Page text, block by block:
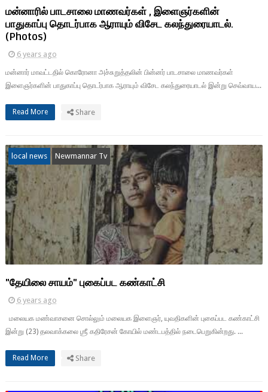
மன்னாரில் பாடசாலை மாணவர்கள் , இளைஞர்களின்
பாதுகாப்பு தொடர்பாக ஆராயும் விசேட கலந்துரையாடல்.
(Photos)
6 years ago
மன்னார் மாவட்டதில் கொரோனா அச்சுறுத்தலின் பின்னர் பாடசாலை மாணவர்கள்
இளைஞர்களின் பாதுகாப்பு தொடர்பாக ஆராயும் விசேட கலந்துரையாடல் இன்று செவ்வாய...
Read More Share
local news Newmannar Tv
"தேயிலை சாயம்" புகைப்பட கண்காட்சி
6 years ago
மலையக மண்வாசனை சொல்லும் மலையக இளைஞர், யுவதிகளின் புகைப்பட கண்காட்சி
இன்று (23) தலவாக்கலை ஶ்ரீ கதிரேசன் கோயில் மண்டபத்தில் நடைபெறுகின்றது. ...
Read More Share